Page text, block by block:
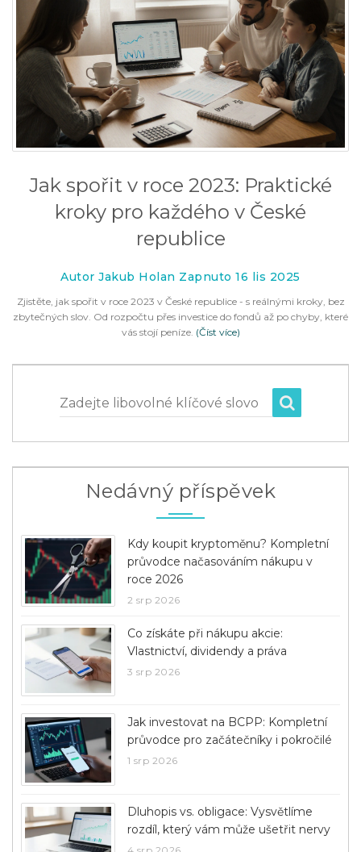
Jak spořit v roce 2023: Praktické
kroky pro každého v České
republice
Autor Jakub Holan Zapnuto 16 lis 2025
Zjistěte, jak spořit v roce 2023 v České republice - s reálnými kroky, bez
zbytečných slov. Od rozpočtu přes investice do fondů až po chyby, které
vás stojí peníze. (Číst více)
Zadejte libovolné klíčové slovo
Nedávný příspěvek
Kdy koupit kryptoměnu? Kompletní
průvodce načasováním nákupu v
roce 2026
2 srp 2026
Co získáte při nákupu akcie:
Vlastnictví, dividendy a práva
3 srp 2026
Jak investovat na BCPP: Kompletní
průvodce pro začátečníky i pokročilé
1 srp 2026
Dluhopis vs. obligace: Vysvětlíme
rozdíl, který vám může ušetřit nervy